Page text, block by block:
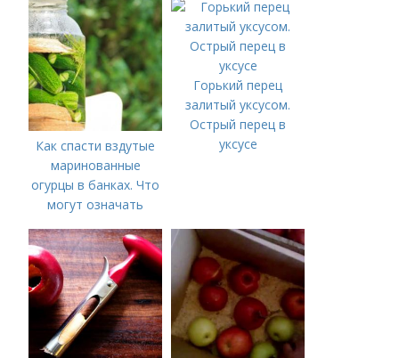
засолки и варки,
способы вывести
горечь без
отмачивания
Как спасти вздутые
маринованные
огурцы в банках. Что
могут означать
вздувшиеся банки?
Горький перец
залитый уксусом.
Острый перец в
уксусе